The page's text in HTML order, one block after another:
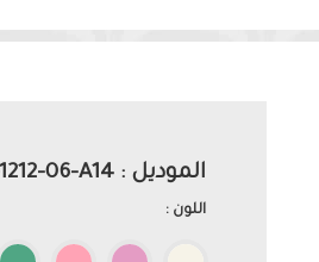
الموديل : RS-1212-06-A14
اللون :